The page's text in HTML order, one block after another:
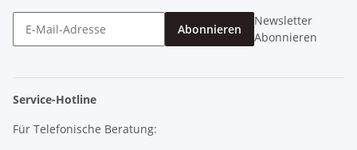
Abonnieren
Newsletter
Abonnieren
Service-Hotline
Für Telefonische Beratung: